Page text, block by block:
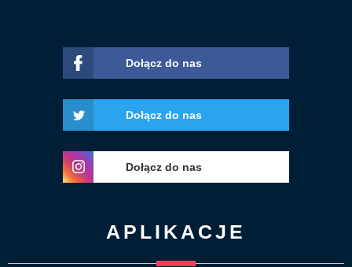
Dołącz do nas
Dołącz do nas
Dołącz do nas
APLIKACJE